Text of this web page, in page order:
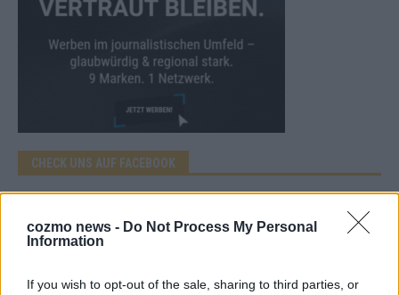
cozmo news - Do Not Process My Personal
Information
If you wish to opt-out of the sale, sharing to third parties, or
CHECK UNS AUF FACEBOOK